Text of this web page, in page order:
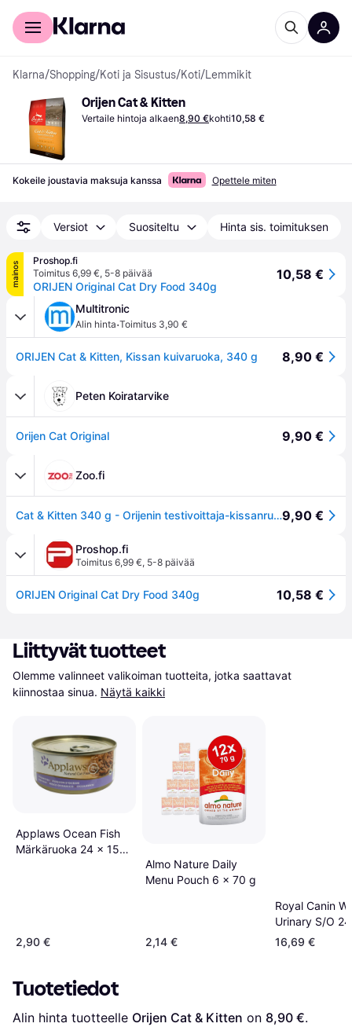
Kuluttajille
Klarna/Shopping/Koti ja Sisustus/Koti/Lemmikit
Orijen Cat & Kitten
Vertaile hintoja alkaen8,90 €kohti10,58 €
Kokeile joustavia maksuja kanssa Opettele miten
Versiot Suositeltu Hinta sis. toimituksen
mainos
Proshop.fi
Toimitus 6,99 €, 5-8 päivää
ORIJEN Original Cat Dry Food 340g
10,58 €
Multitronic
Alin hinta·Toimitus 3,90 €
ORIJEN Cat & Kitten, Kissan kuivaruoka, 340 g 8,90 €
Peten Koiratarvike
Orijen Cat Original 9,90 €
Zoo.fi
Cat & Kitten 340 g - Orijenin testivoittaja-kissanruoka! - Kissat - Kissanruoka - Kuivaruoka - Orijen9,90 €
Proshop.fi
Toimitus 6,99 €, 5-8 päivää
ORIJEN Original Cat Dry Food 340g 10,58 €
Liittyvät tuotteet
Olemme valinneet valikoiman tuotteita, jotka saattavat
kiinnostaa sinua. Näytä kaikki
Applaws Ocean Fish
Märkäruoka 24 x 156
2,90 €
Almo Nature Daily
Menu Pouch 6 x 70 g
2,14 €
Royal Canin
Urinary S/O
Set of 12
16,69 €
Tuotetiedot
Alin hinta tuotteelle Orijen Cat & Kitten on 8,90 €.